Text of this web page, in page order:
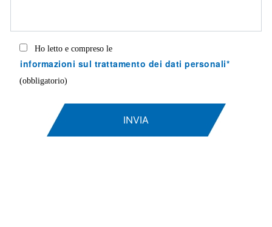
Ho letto e compreso le
informazioni sul trattamento dei dati personali*
(obbligatorio)